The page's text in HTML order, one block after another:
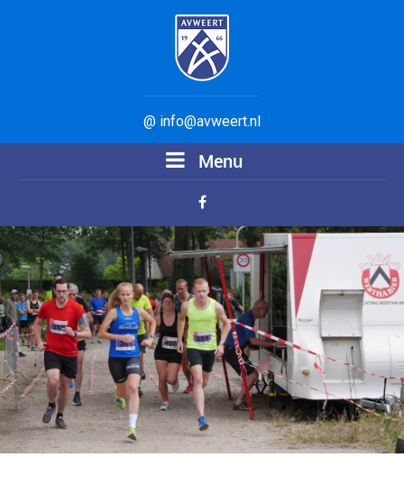
@ info@avweert.nl
Menu